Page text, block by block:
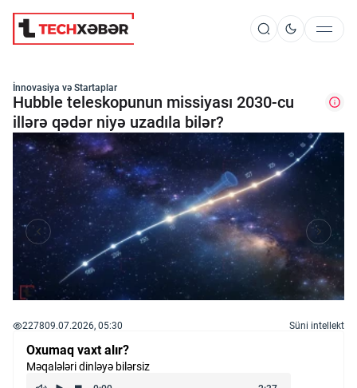
Süni İntellekt
Elm və Kosmos
Texnoloji İnkişaf
İnnovasiya və Startaplar
Robot və Cihazlar
Kriptovalyuta
İnnovasiya və Startaplar
Hubble teleskopunun missiyası 2030-cu
illərə qədər niyə uzadıla bilər?
227809.07.2026, 05:30 Süni intellekt
Oxumaq vaxt alır?
Məqalələri dinləyə bilərsiz